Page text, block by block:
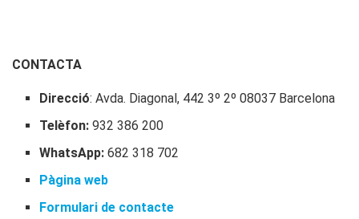
CONTACTA
Direcció: Avda. Diagonal, 442 3º 2º 08037 Barcelona
Telèfon: 932 386 200
WhatsApp:682 318 702
Pàgina web
Formulari de contacte